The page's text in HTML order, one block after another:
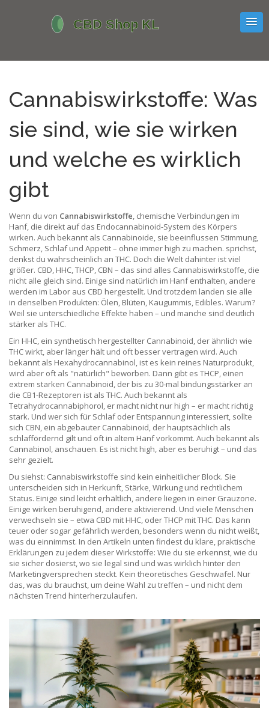
Cannabiswirkstoffe: Was
sie sind, wie sie wirken
und welche es wirklich
gibt
Wenn du von Cannabiswirkstoffe, chemische Verbindungen im
Hanf, die direkt auf das Endocannabinoid-System des Körpers
wirken. Auch bekannt als Cannabinoide, sie beeinflussen Stimmung,
Schmerz, Schlaf und Appetit – ohne immer high zu machen. sprichst,
denkst du wahrscheinlich an THC. Doch die Welt dahinter ist viel
größer. CBD, HHC, THCP, CBN – das sind alles Cannabiswirkstoffe, die
nicht alle gleich sind. Einige sind natürlich im Hanf enthalten, andere
werden im Labor aus CBD hergestellt. Und trotzdem landen sie alle
in denselben Produkten: Ölen, Blüten, Kaugummis, Edibles. Warum?
Weil sie unterschiedliche Effekte haben – und manche sind deutlich
stärker als THC.
Ein HHC, ein synthetisch hergestellter Cannabinoid, der ähnlich wie
THC wirkt, aber länger hält und oft besser vertragen wird. Auch
bekannt als Hexahydrocannabinol, ist es kein reines Naturprodukt,
wird aber oft als "natürlich" beworben. Dann gibt es THCP, einen
extrem starken Cannabinoid, der bis zu 30-mal bindungsstärker an
die CB1-Rezeptoren ist als THC. Auch bekannt als
Tetrahydrocannabiphorol, er macht nicht nur high – er macht richtig
stark. Und wer sich für Schlaf oder Entspannung interessiert, sollte
sich CBN, ein abgebauter Cannabinoid, der hauptsächlich als
schlaffördernd gilt und oft in altem Hanf vorkommt. Auch bekannt als
Cannabinol, anschauen. Es ist nicht high, aber es beruhigt – und das
sehr gezielt.
Du siehst: Cannabiswirkstoffe sind kein einheitlicher Block. Sie
unterscheiden sich in Herkunft, Stärke, Wirkung und rechtlichem
Status. Einige sind leicht erhältlich, andere liegen in einer Grauzone.
Einige wirken beruhigend, andere aktivierend. Und viele Menschen
verwechseln sie – etwa CBD mit HHC, oder THCP mit THC. Das kann
teuer oder sogar gefährlich werden, besonders wenn du nicht weißt,
was du einnimmst. In den Artikeln unten findest du klare, praktische
Erklärungen zu jedem dieser Wirkstoffe: Wie du sie erkennst, wie du
sie sicher dosierst, wo sie legal sind und was wirklich hinter den
Marketingversprechen steckt. Kein theoretisches Geschwafel. Nur
das, was du brauchst, um deine Wahl zu treffen – und nicht dem
nächsten Trend hinterherzulaufen.